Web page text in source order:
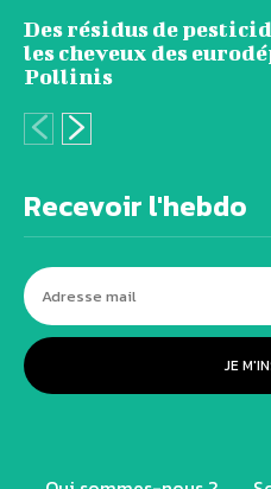
Des résidus de
les cheveux des
Pollinis
Recevoir l'hebdo
JE